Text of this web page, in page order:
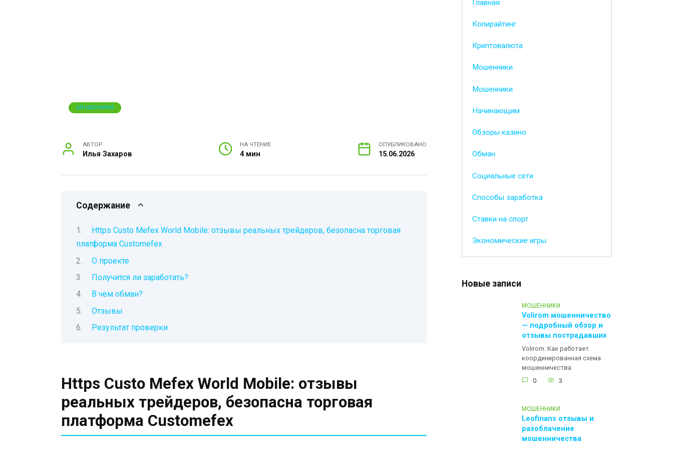
МОШЕННИКИ
АВТОР
Илья Захаров
НА ЧТЕНИЕ
4 мин
ОПУБЛИКОВАНО
15.06.2026
Содержание
Https Custo Mefex World Mobile: отзывы реальных трейдеров, безопасна торговая
платформа Customefex
О проекте
Получится ли заработать?
В чем обман?
Отзывы
Результат проверки
Https Custo Mefex World Mobile: отзывы
реальных трейдеров, безопасна торговая
платформа Customefex
Главная
Копирайтинг
Криптовалюта
Мошенники
Мошенники
Начинающим
Обзоры казино
Обман
Социальные сети
Способы заработка
Ставки на спорт
Экономические игры
Новые записи
МОШЕННИКИ
Volirom мошенничество
— подробный обзор и
отзывы пострадавших
Volirom: Как работает
координированная схема
мошенничества
0
3
МОШЕННИКИ
Leofinans отзывы и
разоблачение
мошенничества